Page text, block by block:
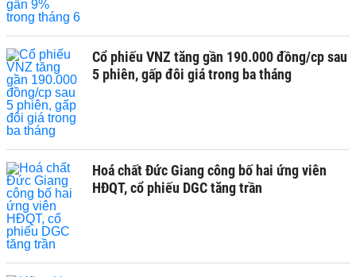
Cổ phiếu VNZ tăng gần 190.000 đồng/cp sau
5 phiên, gấp đôi giá trong ba tháng
Hoá chất Đức Giang công bố hai ứng viên
HĐQT, cổ phiếu DGC tăng trần